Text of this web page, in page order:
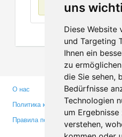
uns
Diese Website
und Targeting
Ihnen ein
zu
die Sie sehen,
Bedürfnisse
Technologien
um
verstehen,
О нас
Политика конфиденциальности
Правила пользования